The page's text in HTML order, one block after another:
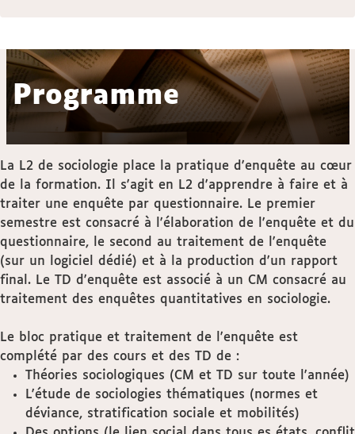
Programme
La L2 de sociologie place la pratique d'enquête au cœur
de la formation. Il s'agit en L2 d'apprendre à faire et à
traiter une enquête par questionnaire. Le premier
semestre est consacré à l'élaboration de l'enquête et du
questionnaire, le second au traitement de l'enquête
(sur un logiciel dédié) et à la production d'un rapport
final. Le TD d'enquête est associé à un CM consacré au
traitement des enquêtes quantitatives en sociologie.
Le bloc pratique et traitement de l'enquête est
complété par des cours et des TD de :
Théories sociologiques (CM et TD sur toute l'année)
L'étude de sociologies thématiques (normes et
déviance, stratification sociale et mobilités)